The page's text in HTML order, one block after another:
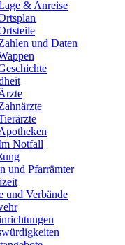
& Anreise
und Daten
Notfall
und Pfarrämter
und Verbände